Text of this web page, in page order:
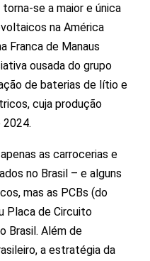
se a maior e única
na América
Franca de Manaus
ousada do grupo
de baterias de lítio e
cuja produção
2024.
as carrocerias e
no Brasil – e alguns
mas as PCBs (do
Placa de Circuito
Brasil. Além de
a estratégia da